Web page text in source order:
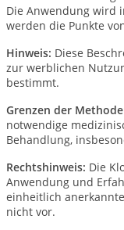
Die Anwendung wird
werden die Punkte
Hinweis: Diese
zur werblichen
bestimmt.
Grenzen der
notwendige
Behandlung,
Rechtshinweis: Die
Anwendung und
einheitlich
nicht vor.